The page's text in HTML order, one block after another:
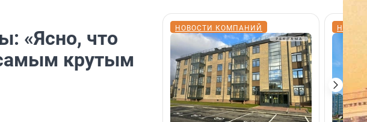
«Ясно, что
крутым
НОВОСТИ КОМПАНИЙ